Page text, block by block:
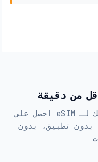
من دقيقة
احصل على eSIM الخاص بك لـ Puerto Rico في 3
تطبيق، بدون